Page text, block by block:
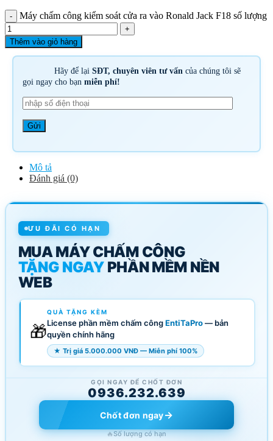
Máy chấm công kiểm soát cửa ra vào Ronald Jack F18 số lượng
Thêm vào giỏ hàng
Hãy để lạiSĐT, chuyên viên tư vấncủa chúng tôi sẽ
gọi ngay cho bạn miễn phí!
Mô tả
Đánh giá (0)
ƯU ĐÃI CÓ HẠN
MUA MÁY CHẤM CÔNG
TẶNG NGAYPHẦN MỀM NỀN
WEB
🎁
QUÀ TẶNG KÈM
License phần mềm chấm côngEntiTaPro— bản
quyền chính hãng
★ Trị giá 5.000.000 VNĐ — Miễn phí 100%
GỌI NGAY ĐỂ CHỐT ĐƠN
0936.232.639
Chốt đơn ngay→
🔥Số lượng có hạn